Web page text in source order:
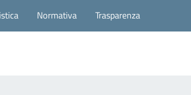
Normativa Trasparenza